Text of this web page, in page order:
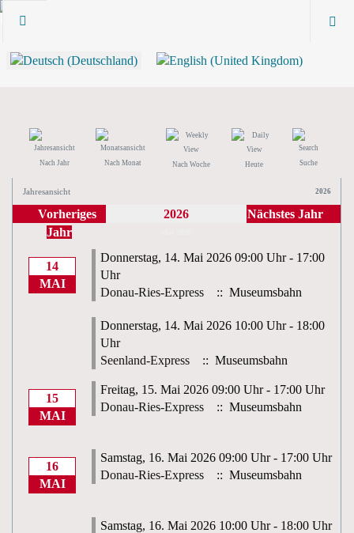
Nach Jahr Nach Monat Nach Woche Heute Suche
Jahresansicht 2026
Vorheriges
Jahr
2026 Nächstes Jahr
14
MAI
Donnerstag, 14. Mai 2026 09:00 Uhr - 17:00
Uhr
Donau-Ries-Express
:: Museumsbahn
Donnerstag, 14. Mai 2026 10:00 Uhr - 18:00
Uhr
Seenland-Express
:: Museumsbahn
15
MAI
Freitag, 15. Mai 2026 09:00 Uhr - 17:00 Uhr
Donau-Ries-Express
:: Museumsbahn
16
MAI
Samstag, 16. Mai 2026 09:00 Uhr - 17:00 Uhr
Donau-Ries-Express
:: Museumsbahn
Samstag, 16. Mai 2026 10:00 Uhr - 18:00 Uhr